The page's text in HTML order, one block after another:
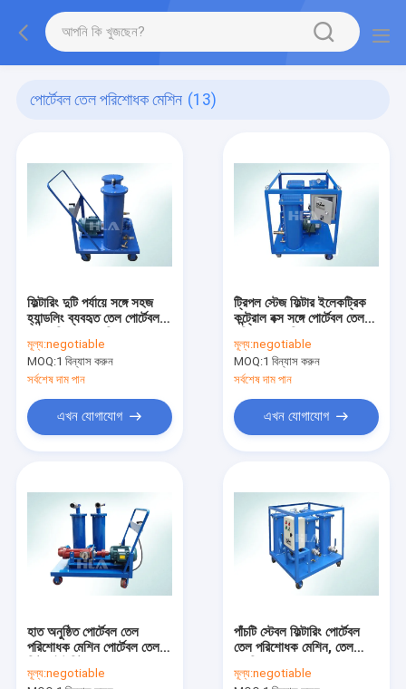
পোর্টেবল তেল পরিশোধক মেশিন (13)
ফিল্টারিং দুটি পর্যায়ে সঙ্গে সহজ
হ্যান্ডলিং ব্যবহৃত তেল পোর্টেবল
মূল্য:negotiable
MOQ:1 বিন্যাস করুন
সর্বশেষ দাম পান
এখন যোগাযোগ
ট্রিপল স্টেজ ফিল্টার ইলেকট্রিক
কন্ট্রোল বক্স সঙ্গে পোর্টেবল তেল
মূল্য:negotiable
MOQ:1 বিন্যাস করুন
সর্বশেষ দাম পান
এখন যোগাযোগ
হাত অনুষ্ঠিত পোর্টেবল তেল
পরিশোধক মেশিন পোর্টেবল তেল
মূল্য:negotiable
পাঁচটি স্টেবল ফিল্টারিং পোর্টেবল
তেল পরিশোধক মেশিন, তেল
মূল্য:negotiable